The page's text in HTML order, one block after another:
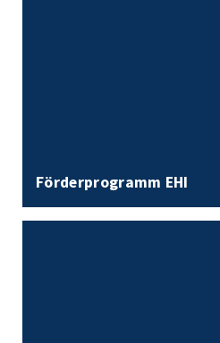
Förderprogramm EHI